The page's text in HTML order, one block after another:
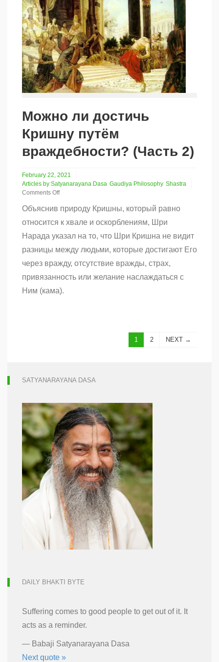
Можно ли достичь
Кришну путём
враждебности? (Часть 2)
February 22, 2021
Articles by Satyanarayana Dasa Gaudiya Philosophy Shastra
Comments Off
Можно
Кришну
враждебности?
(Часть
Объяснив природу Кришны, который равно
относится к хвале и оскорблениям, Шри
Нарада указал на то, что Шри Кришна не видит
разницы между людьми, которые достигают Его
через вражду, отсутствие вражды, страх,
привязанность или желание наслаждаться с
Ним (кама).
1 2 NEXT →
SATYANARAYANA DASA
DAILY BHAKTI BYTE
Suffering comes to good people to get out of it. It
acts as a reminder.
— Babaji Satyanarayana Dasa
Next quote »